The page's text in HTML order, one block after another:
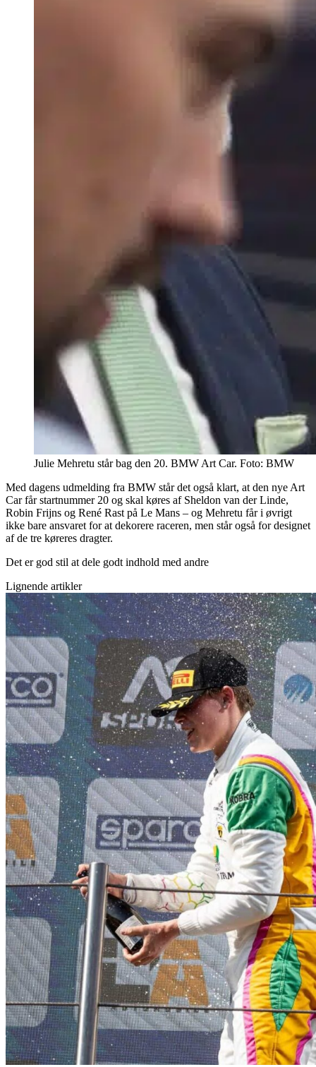
Julie Mehretu står bag den 20. BMW Art Car. Foto: BMW
Med dagens udmelding fra BMW står det også klart, at den nye Art
Car får startnummer 20 og skal køres af Sheldon van der Linde,
Robin Frijns og René Rast på Le Mans – og Mehretu får i øvrigt
ikke bare ansvaret for at dekorere raceren, men står også for designet
af de tre køreres dragter.
Det er god stil at dele godt indhold med andre
Lignende artikler